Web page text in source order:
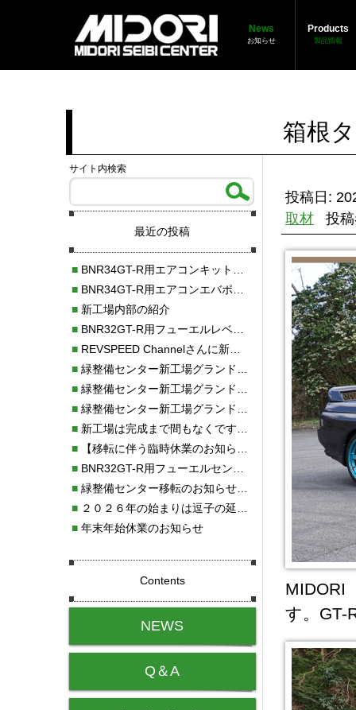
News
お知らせ
Products
製品情報
箱根
投稿日:
取材
投
MIDORI
す。GT-
サイト内検索
最近の投稿
■BNR34GT-R用エアコンキット新発売！！
■BNR34GT-R用エアコンエバポレーターを新発売！！
■新工場内部の紹介
■BNR32GT-R用フューエルレベルセンサー新発売！！
■REVSPEED Channelさんに新社屋を紹介していただきました!!
■緑整備センター新工場グランドオープン・続報
■緑整備センター新工場グランドオープン
■緑整備センター新工場グランドオープンのお知らせ！！
■新工場は完成まで間もなくです！！
■【移転に伴う臨時休業のお知らせ】
■BNR32GT-R用フューエルセンサー新発売!!
■緑整備センター移転のお知らせ！！
■２０２６年の始まりは逗子の延命寺に行きました。
■年末年始休業のお知らせ
Contents
NEWS
Q＆A